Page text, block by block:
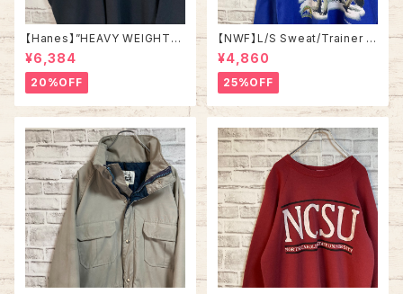
【Hanes】”HEAVY WEIGHT
”L/S Sweat L 90s ヘインズ
スーベニア スウェット トレーナ
ー ヘビーコットン 厚手 刺繍ロ
ゴ 炭黒 アメリカ USA 古着
¥6,384
20%OFF
【NWF】L/S Sweat/Trainer L
90s Made in USA スウェット
トレーナー 企業モノ ウルフ フル
ムーン オオカミ 満月 USA製 ア
メリカ USA 古着
¥4,860
25%OFF